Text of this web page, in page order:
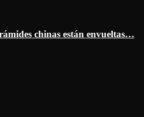
chinas están envueltas…